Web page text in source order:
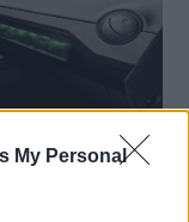
My Personal